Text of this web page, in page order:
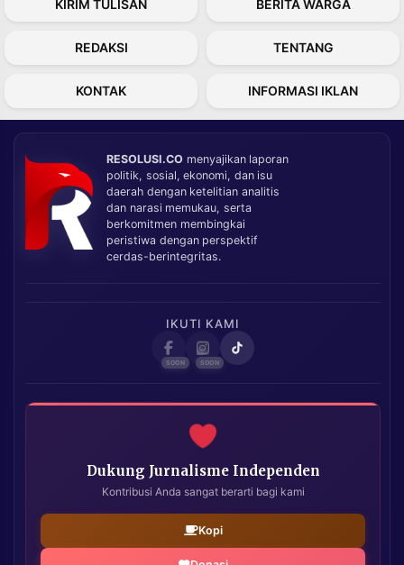
KIRIM TULISAN BERITA WARGA
REDAKSI TENTANG
KONTAK INFORMASI IKLAN
RESOLUSI.CO menyajikan laporan
politik, sosial, ekonomi, dan isu
daerah dengan ketelitian analitis
dan narasi memukau, serta
berkomitmen membingkai
peristiwa dengan perspektif
cerdas-berintegritas.
IKUTI KAMI
Dukung Jurnalisme Independen
Kontribusi Anda sangat berarti bagi kami
Kopi